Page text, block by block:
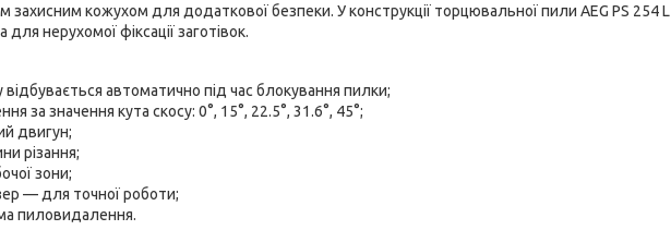
захисним кожухом для додаткової безпеки. У конструкції торцювальної пили AEG PS 254 L
нерухомої фіксації заготівок.
автоматично під час блокування пилки;
за значення кута скосу: 0°, 15°, 22.5°, 31.6°, 45°;
двигун;
різання;
зони;
— для точної роботи;
пиловидалення.